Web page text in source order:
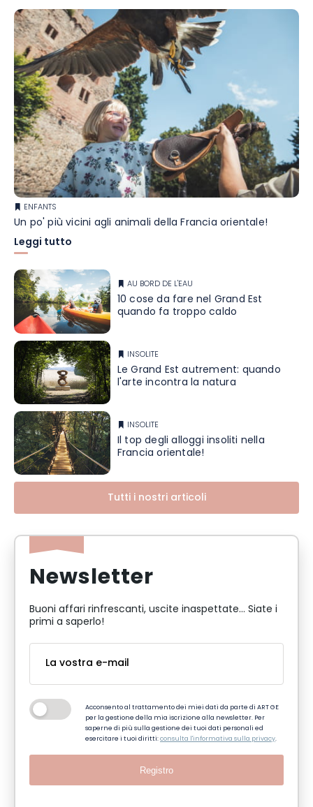
ENFANTS
Un po' più vicini agli animali della Francia orientale!
Leggi tutto
AU BORD DE L'EAU
10 cose da fare nel Grand Est
quando fa troppo caldo
INSOLITE
Le Grand Est autrement: quando
l'arte incontra la natura
INSOLITE
Il top degli alloggi insoliti nella
Francia orientale!
Tutti i nostri articoli
Newsletter
Buoni affari rinfrescanti, uscite inaspettate... Siate i
primi a saperlo!
Acconsento al trattamento dei miei dati da parte di ART GE
per la gestione della mia iscrizione alla newsletter. Per
saperne di più sulla gestione dei tuoi dati personali ed
esercitare i tuoi diritti:consulta l'informativa sulla privacy.
Registro